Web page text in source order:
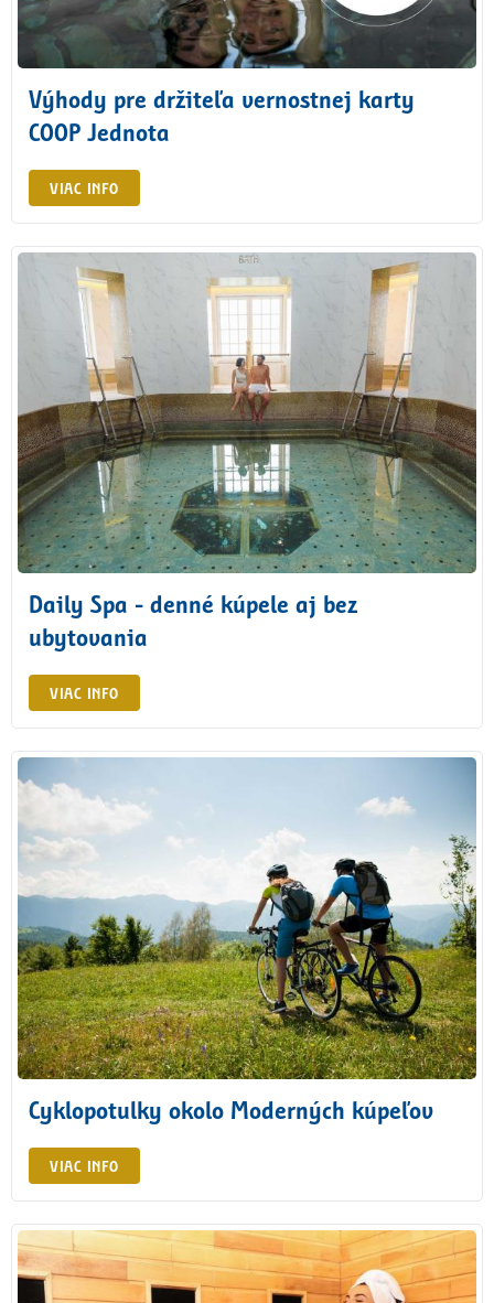
Výhody pre držiteľa vernostnej karty
COOP Jednota
VIAC INFO
Daily Spa - denné kúpele aj bez
ubytovania
VIAC INFO
Cyklopotulky okolo Moderných kúpeľov
VIAC INFO